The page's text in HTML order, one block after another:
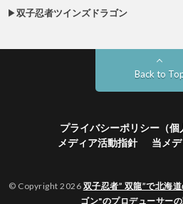
▶双子忍者ツインズドラゴン
Back to
プライバシーポリシー（個
メディア活動指針
当メ
© Copyright 2026 双子忍者” 双龍”で北海
ゴン"のプロデューサー